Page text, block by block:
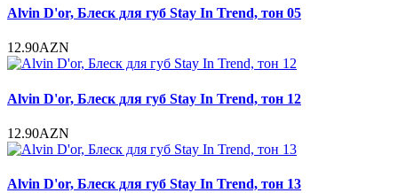
Alvin D'or, Блеск для губ Stay In Trend, тон 05
12.90AZN
Alvin D'or, Блеск для губ Stay In Trend, тон 12
12.90AZN
Alvin D'or, Блеск для губ Stay In Trend, тон 13